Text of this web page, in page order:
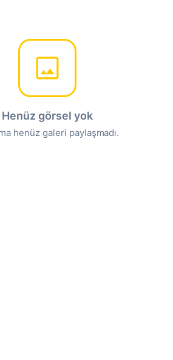
Henüz görsel yok
henüz galeri paylaşmadı.